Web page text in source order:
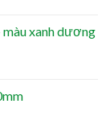
xanh dương